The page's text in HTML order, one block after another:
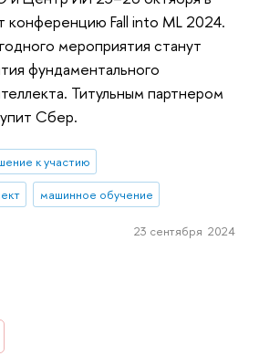
конференцию Fall into ML 2024.
мероприятия станут
фундаментального
Титульным партнером
Сбер.
к участию
машинное обучение
23 сентября 2024